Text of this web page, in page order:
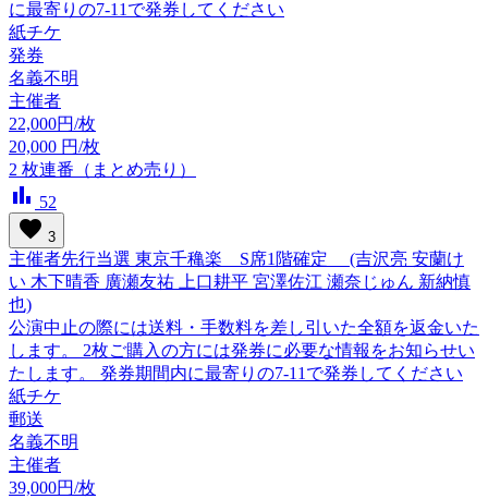
に最寄りの7-11で発券してください
紙チケ
発券
名義不明
主催者
22,000円/枚
20,000 円/枚
2 枚連番（まとめ売り）
bar_chart 52
favorite 3
主催者先行当選 東京千穐楽 S席1階確定 (吉沢亮 安蘭け
い 木下晴香 廣瀬友祐 上口耕平 宮澤佐江 瀬奈じゅん 新納慎
也)
公演中止の際には送料・手数料を差し引いた全額を返金いた
します。 2枚ご購入の方には発券に必要な情報をお知らせい
たします。 発券期間内に最寄りの7-11で発券してください
紙チケ
郵送
名義不明
主催者
39,000円/枚